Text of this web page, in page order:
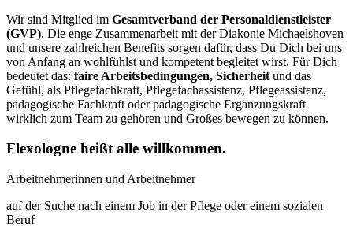
Wir sind Mitglied im Gesamtverband der Personaldienstleister
(GVP). Die enge Zusammenarbeit mit der Diakonie Michaelshoven
und unsere zahlreichen Benefits sorgen dafür, dass Du Dich bei uns
von Anfang an wohlfühlst und kompetent begleitet wirst. Für Dich
bedeutet das: faire Arbeitsbedingungen, Sicherheit und das
Gefühl, als Pflegefachkraft, Pflegefachassistenz, Pflegeassistenz,
pädagogische Fachkraft oder pädagogische Ergänzungskraft
wirklich zum Team zu gehören und Großes bewegen zu können.
Flexologne heißt alle willkommen.
Arbeit­nehmerinnen und Arbeit­nehmer
auf der Suche nach einem Job in der Pflege oder einem sozialen
Beruf